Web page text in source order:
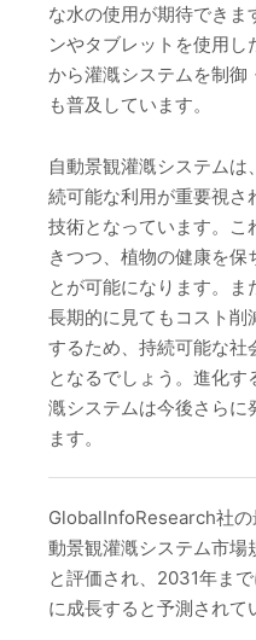
な水の使用が期待できま
ンやタブレットを使用
から灌漑システムを制御
も普及しています。
自動景観灌漑システム
続可能な利用が重要視さ
技術となっています。こ
きつつ、植物の健康を保
とが可能になります。ま
長期的に見てもコスト削
するため、持続可能な社
となるでしょう。進化
漑システムは今後さらに
ます。
GlobalInfoResearch社
動景観灌漑システム市
と評価され、2031年ま
に成長すると予測されて